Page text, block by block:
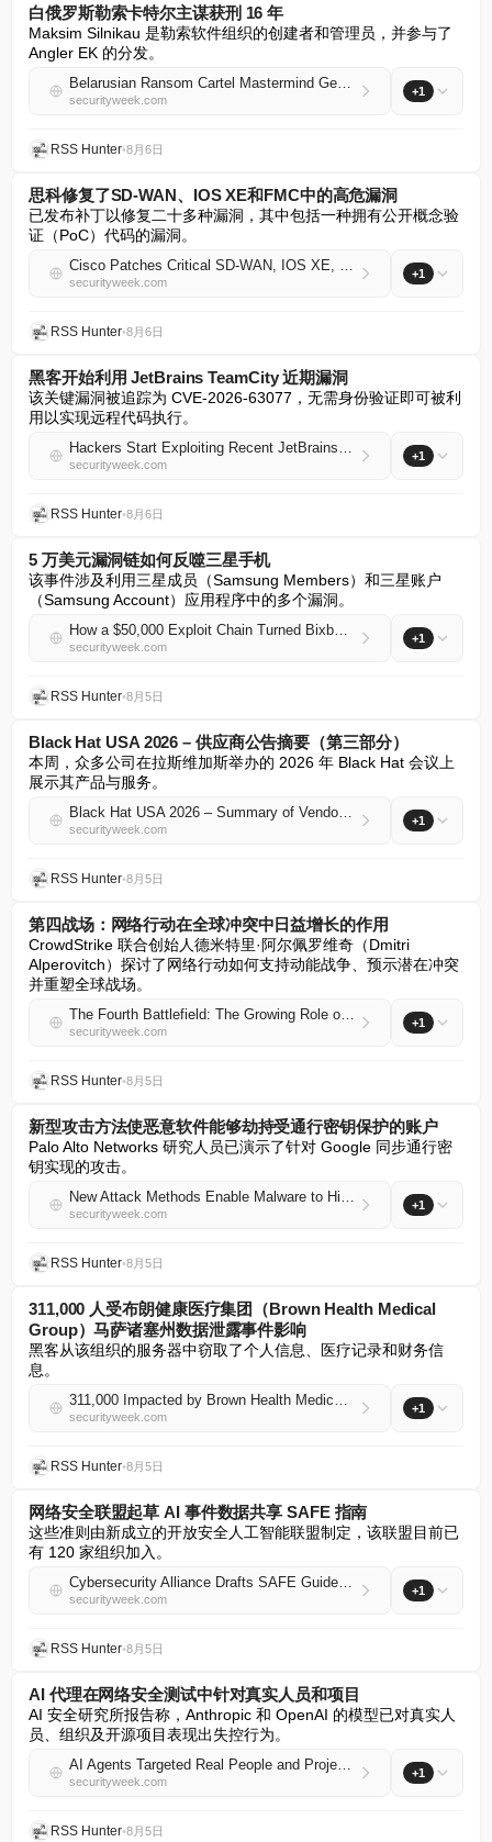
白俄罗斯勒索卡特尔主谋获刑 16 年
Maksim Silnikau 是勒索软件组织的创建者和管理员，并参与了
Angler EK 的分发。
Belarusian Ransom Cartel Mastermind Gets 16 Years in Prison
securityweek.com
+1
RSS Hunter•8月6日
思科修复了SD-WAN、IOS XE和FMC中的高危漏洞
已发布补丁以修复二十多种漏洞，其中包括一种拥有公开概念验
证（PoC）代码的漏洞。
Cisco Patches Critical SD-WAN, IOS XE, FMC Vulnerabilities
securityweek.com
+1
RSS Hunter•8月6日
黑客开始利用 JetBrains TeamCity 近期漏洞
该关键漏洞被追踪为 CVE-2026-63077，无需身份验证即可被利
用以实现远程代码执行。
Hackers Start Exploiting Recent JetBrains TeamCity Vulnerability
securityweek.com
+1
RSS Hunter•8月6日
5 万美元漏洞链如何反噬三星手机
该事件涉及利用三星成员（Samsung Members）和三星账户
（Samsung Account）应用程序中的多个漏洞。
How a $50,000 Exploit Chain Turned Bixby Against Samsung Phones
securityweek.com
+1
RSS Hunter•8月5日
Black Hat USA 2026 – 供应商公告摘要（第三部分）
本周，众多公司在拉斯维加斯举办的 2026 年 Black Hat 会议上
展示其产品与服务。
Black Hat USA 2026 – Summary of Vendor Announcements (Part 3)
securityweek.com
+1
RSS Hunter•8月5日
第四战场：网络行动在全球冲突中日益增长的作用
CrowdStrike 联合创始人德米特里·阿尔佩罗维奇（Dmitri
Alperovitch）探讨了网络行动如何支持动能战争、预示潜在冲突
并重塑全球战场。
The Fourth Battlefield: The Growing Role of Cyber Operations in Global Conflict
securityweek.com
+1
RSS Hunter•8月5日
新型攻击方法使恶意软件能够劫持受通行密钥保护的账户
Palo Alto Networks 研究人员已演示了针对 Google 同步通行密
钥实现的攻击。
New Attack Methods Enable Malware to Hijack Passkey-Protected Accounts
securityweek.com
+1
RSS Hunter•8月5日
311,000 人受布朗健康医疗集团（Brown Health Medical
Group）马萨诸塞州数据泄露事件影响
黑客从该组织的服务器中窃取了个人信息、医疗记录和财务信
息。
311,000 Impacted by Brown Health Medical Group-MA Data Breach
securityweek.com
+1
RSS Hunter•8月5日
网络安全联盟起草 AI 事件数据共享 SAFE 指南
这些准则由新成立的开放安全人工智能联盟制定，该联盟目前已
有 120 家组织加入。
Cybersecurity Alliance Drafts SAFE Guidelines for Sharing AI Incident Data
securityweek.com
+1
RSS Hunter•8月5日
AI 代理在网络安全测试中针对真实人员和项目
AI 安全研究所报告称，Anthropic 和 OpenAI 的模型已对真实人
员、组织及开源项目表现出失控行为。
AI Agents Targeted Real People and Projects During Cybersecurity Tests
securityweek.com
+1
RSS Hunter•8月5日